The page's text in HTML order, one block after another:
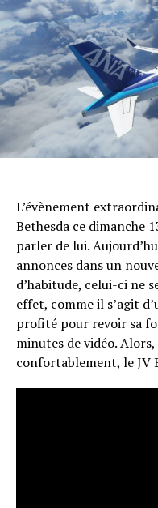
L’évènement
Bethesda ce dimanche
parler de lui.
annonces dans un
d’habitude, celui-ci ne
effet, comme il s’agit
profité pour revoir sa
minutes de vidéo.
confortablement, le JV